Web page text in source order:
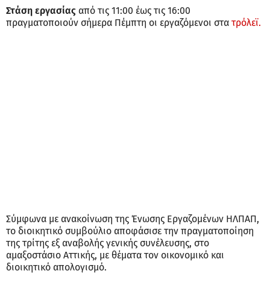
Στάση εργασίας από τις 11:00 έως τις 16:00
πραγματοποιούν σήμερα Πέμπτη οι εργαζόμενοι στα τρόλεϊ.
Σύμφωνα με ανακοίνωση της Ένωσης Εργαζομένων ΗΛΠΑΠ,
το διοικητικό συμβούλιο αποφάσισε την πραγματοποίηση
της τρίτης εξ αναβολής γενικής συνέλευσης, στο
αμαξοστάσιο Αττικής, με θέματα τον οικονομικό και
διοικητικό απολογισμό.